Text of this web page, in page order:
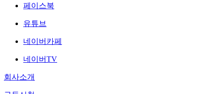
페이스북
유튜브
네이버카페
네이버TV
회사소개